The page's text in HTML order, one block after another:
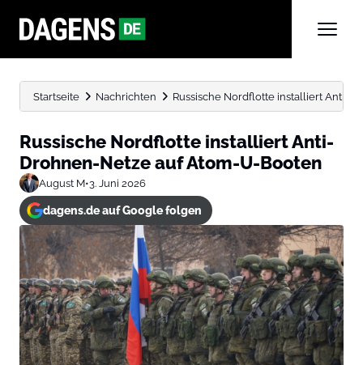
Startseite Nachrichten Russische Nordflotte installiert Anti-
Russische Nordflotte installiert Anti-
Drohnen-Netze auf Atom-U-Booten
August M•3. Juni 2026
dagens.de auf Google folgen